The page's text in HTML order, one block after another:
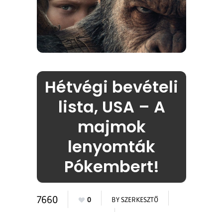
Hétvégi bevételi
lista, USA – A
majmok
lenyomták
Pókembert!
7660 0 BYSZERKESZTŐ